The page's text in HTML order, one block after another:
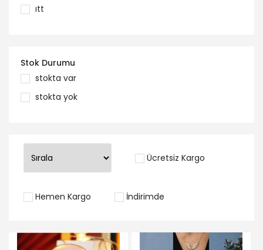
itt
Stok Durumu
stokta var
stokta yok
Ücretsiz Kargo
Hemen Kargo İndirimde
İNCELE